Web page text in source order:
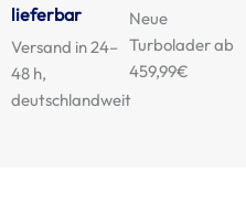
lieferbar
Versand in 24–
48 h,
deutschlandweit
Neue
Turbolader ab
459,99€